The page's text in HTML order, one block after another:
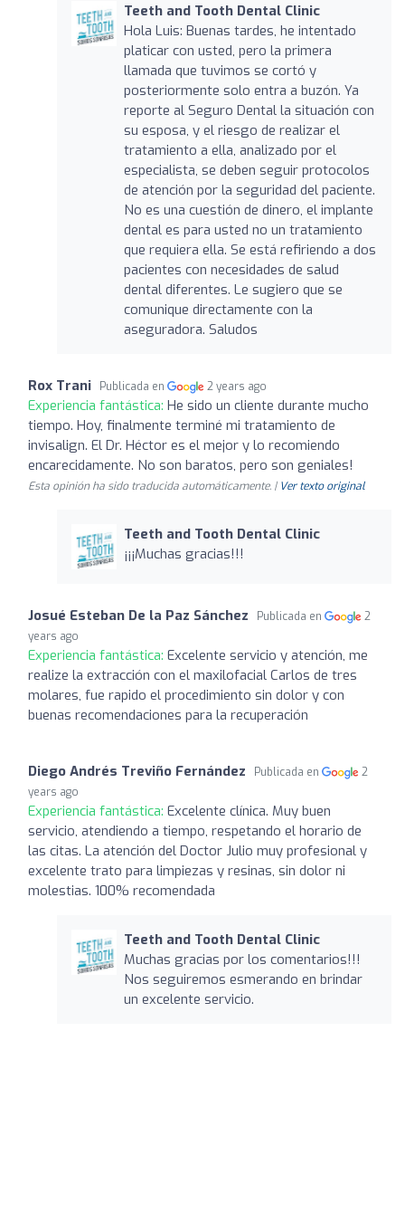
Teeth and Tooth Dental Clinic
Hola Luis: Buenas tardes, he intentado
platicar con usted, pero la primera
llamada que tuvimos se cortó y
posteriormente solo entra a buzón. Ya
reporte al Seguro Dental la situación con
su esposa, y el riesgo de realizar el
tratamiento a ella, analizado por el
especialista, se deben seguir protocolos
de atención por la seguridad del paciente.
No es una cuestión de dinero, el implante
dental es para usted no un tratamiento
que requiera ella. Se está refiriendo a dos
pacientes con necesidades de salud
dental diferentes. Le sugiero que se
comunique directamente con la
aseguradora. Saludos
Rox Trani Publicada en 2 years ago
Experiencia fantástica: He sido un cliente durante mucho
tiempo. Hoy, finalmente terminé mi tratamiento de
invisalign. El Dr. Héctor es el mejor y lo recomiendo
encarecidamente. No son baratos, pero son geniales!
Esta opinión ha sido traducida automáticamente. | Ver texto original
Teeth and Tooth Dental Clinic
¡¡¡Muchas gracias!!!
Josué Esteban De la Paz Sánchez Publicada en
2
years ago
Experiencia fantástica: Excelente servicio y atención, me
realize la extracción con el maxilofacial Carlos de tres
molares, fue rapido el procedimiento sin dolor y con
buenas recomendaciones para la recuperación
Diego Andrés Treviño Fernández Publicada en
2
years ago
Experiencia fantástica: Excelente clínica. Muy buen
servicio, atendiendo a tiempo, respetando el horario de
las citas. La atención del Doctor Julio muy profesional y
excelente trato para limpiezas y resinas, sin dolor ni
molestias. 100% recomendada
Teeth and Tooth Dental Clinic
Muchas gracias por los comentarios!!!
Nos seguiremos esmerando en brindar
un excelente servicio.